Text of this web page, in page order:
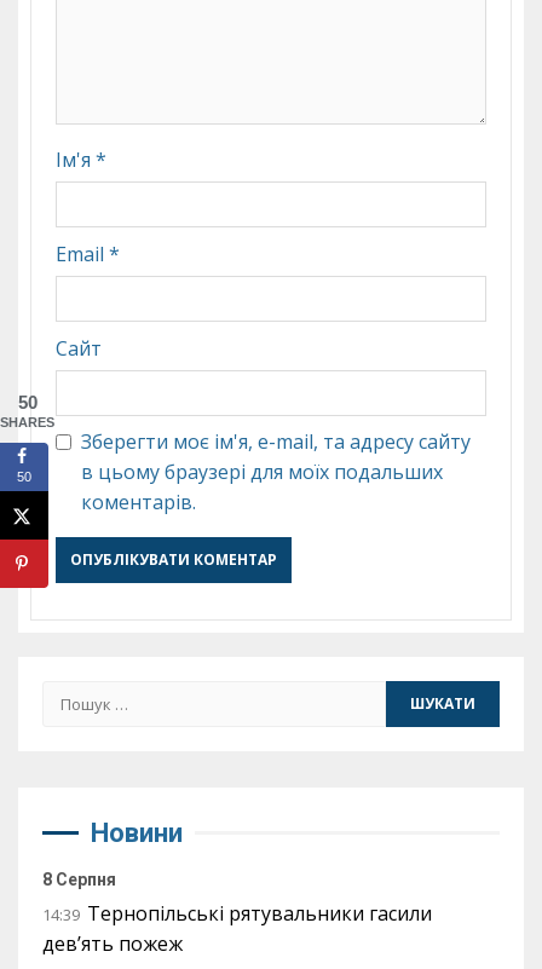
Ім'я *
Email *
Сайт
Зберегти моє ім'я, e-mail, та адресу сайту
в цьому браузері для моїх подальших
коментарів.
Пошук:
Новини
8 Серпня
14:39 Тернопільські рятувальники гасили
дев’ять пожеж
50
SHARES
50